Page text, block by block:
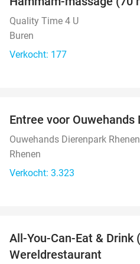
Quality Time 4 U
Buren
Verkocht: 177
Entree voor Ouwehands
Ouwehands Dierenpark Rhenen
Rhenen
Verkocht: 3.323
All-You-Can-Eat & Drink
Wereldrestaurant